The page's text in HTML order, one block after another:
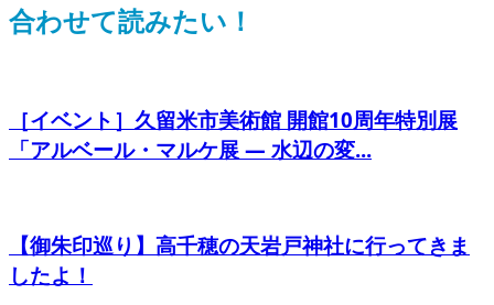
合わせて読みたい！
［イベント］久留米市美術館 開館10周年特別展
「アルベール・マルケ展 ― 水辺の変...
【御朱印巡り】高千穂の天岩戸神社に行ってきま
したよ！